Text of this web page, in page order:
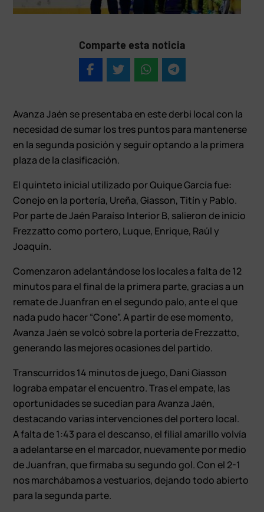
Comparte esta noticia
Avanza Jaén se presentaba en este derbi local con la
necesidad de sumar los tres puntos para mantenerse
en la segunda posición y seguir optando a la primera
plaza de la clasificación.
El quinteto inicial utilizado por Quique García fue:
Conejo en la portería, Ureña, Giasson, Titín y Pablo.
Por parte de Jaén Paraíso Interior B, salieron de inicio
Frezzatto como portero, Luque, Enrique, Raúl y
Joaquín.
Comenzaron adelantándose los locales a falta de 12
minutos para el final de la primera parte, gracias a un
remate de Juanfran en el segundo palo, ante el que
nada pudo hacer “Cone”. A partir de ese momento,
Avanza Jaén se volcó sobre la portería de Frezzatto,
generando las mejores ocasiones del partido.
Transcurridos 14 minutos de juego, Dani Giasson
lograba empatar el encuentro. Tras el empate, las
oportunidades se sucedían para Avanza Jaén,
destacando varias intervenciones del portero local.
A falta de 1:43 para el descanso, el filial amarillo volvía
a adelantarse en el marcador, nuevamente por medio
de Juanfran, que firmaba su segundo gol. Con el 2-1
nos marchábamos a vestuarios, dejando todo abierto
para la segunda parte.